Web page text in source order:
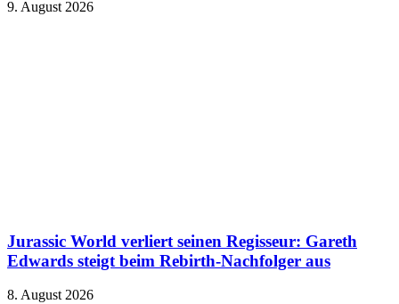
9. August 2026
Jurassic World verliert seinen Regisseur: Gareth
Edwards steigt beim Rebirth-Nachfolger aus
8. August 2026